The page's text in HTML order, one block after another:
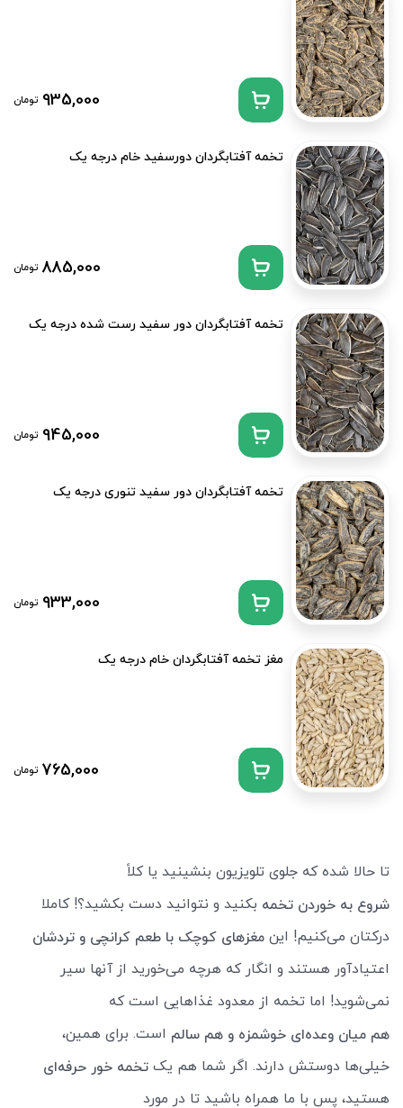
935,000 تومان
تخمه آفتابگردان دورسفید خام درجه یک
885,000 تومان
تخمه آفتابگردان دور سفید رست شده درجه یک
945,000 تومان
تخمه آفتابگردان دور سفید تنوری درجه یک
933,000 تومان
مغز تخمه آفتابگردان خام درجه یک
765,000 تومان
تا حالا شده که جلوی تلویزیون بنشینید یا کلاً
شروع به خوردن تخمه بکنید و نتوانید دست بکشید؟! کاملا
درکتان می‌کنیم! این مغزهای کوچک با طعم کرانچی و تردشان
اعتیادآور هستند و انگار که هرچه می‌خورید از آنها سیر
نمی‌شوید! اما تخمه از معدود غذاهایی است که
هم میان وعده‌ای خوشمزه و هم سالم است. برای همین،
خیلی‌ها دوستش دارند. اگر شما هم یک تخمه خور حرفه‌ای
هستید، پس با ما همراه باشید تا در مورد